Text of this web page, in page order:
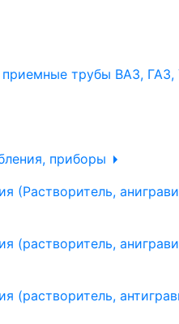
приемные трубы ВАЗ, ГАЗ,
приборы
(Растворитель,
(растворитель,
(растворитель,